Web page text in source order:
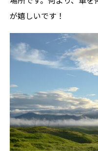
が嬉しいです！